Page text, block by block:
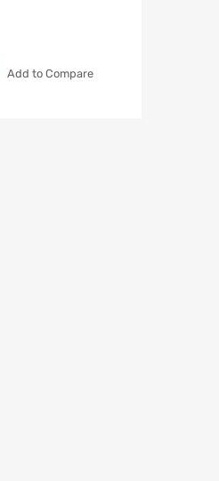
Add to Compare